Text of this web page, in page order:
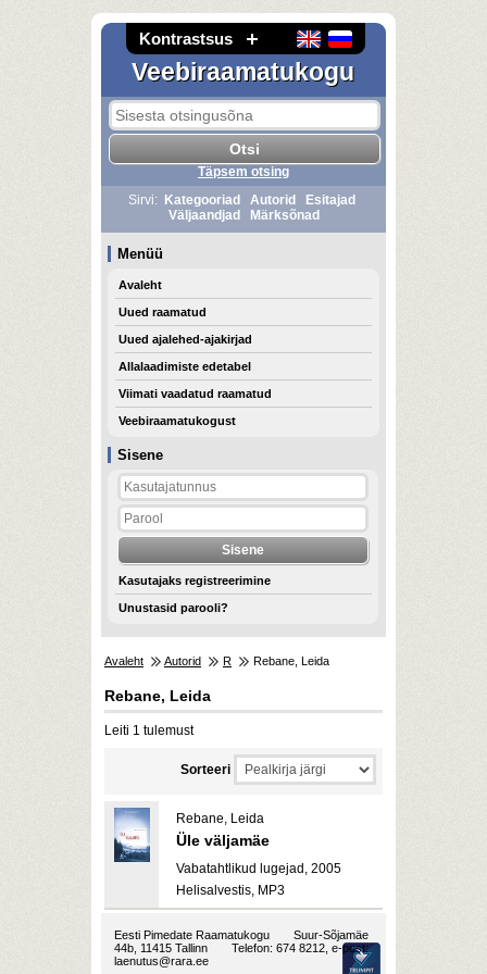
Kontrastsus
Veebiraamatukogu
Sisene
Kasutajaks registreerimine
Unustasid parooli?
Täpsem otsing
Sirvi:
Kategooriad Autorid
Esitajad
Väljaandjad
Märksõnad
Menüü
Avaleht
Uued raamatud
Uued ajalehed-ajakirjad
Allalaadimiste edetabel
Viimati vaadatud raamatud
Veebiraamatukogust
Avaleht Autorid R Rebane, Leida
Rebane, Leida
Leiti 1 tulemust
Sorteeri
Rebane, Leida
Üle väljamäe
Vabatahtlikud lugejad, 2005
Helisalvestis, MP3
Eesti Pimedate Raamatukogu
Suur-Sõjamäe
44b, 11415 Tallinn
Telefon: 674 8212, e-post:
laenutus@rara.ee